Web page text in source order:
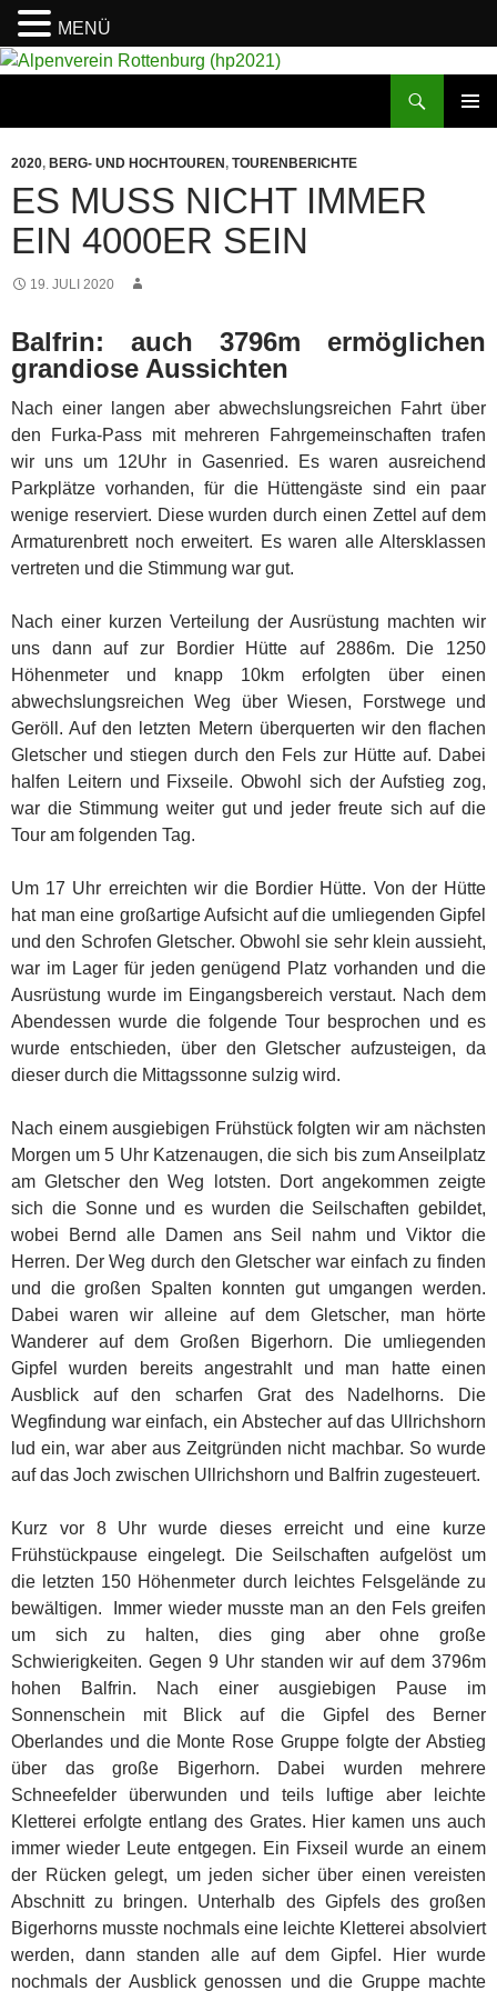
SPRINGEN
2020, BERG- UND HOCHTOUREN, TOURENBERICHTE
ES MUSS NICHT IMMER
EIN 4000ER SEIN
19. JULI 2020
Balfrin: auch 3796m ermöglichen
grandiose Aussichten
Nach einer langen aber abwechslungsreichen Fahrt über
den Furka-Pass mit mehreren Fahrgemeinschaften trafen
wir uns um 12Uhr in Gasenried.
Es waren ausreichend
Parkplätze vorhanden, für die Hüttengäste sind ein paar
wenige reserviert. Diese wurden durch einen Zettel auf dem
Armaturenbrett noch erweitert. Es waren alle Altersklassen
vertreten und die Stimmung war gut.
Nach einer kurzen Verteilung der Ausrüstung machten wir
uns dann auf zur Bordier Hütte auf 2886m. Die 1250
Höhenmeter und knapp 10km erfolgten über einen
abwechslungsreichen Weg über Wiesen, Forstwege und
Geröll. Auf den letzten Metern überquerten wir den flachen
Gletscher und stiegen durch den Fels zur Hütte auf. Dabei
halfen Leitern und Fixseile. Obwohl sich der Aufstieg zog,
war die Stimmung weiter gut und jeder freute sich auf die
Tour am folgenden Tag.
Um 17 Uhr erreichten wir die Bordier Hütte. Von der Hütte
hat man eine großartige Aufsicht auf die umliegenden Gipfel
und den Schrofen Gletscher. Obwohl sie sehr klein aussieht,
war im Lager für jeden genügend Platz vorhanden und die
Ausrüstung wurde im Eingangsbereich verstaut. Nach dem
Abendessen wurde die folgende Tour besprochen und es
wurde entschieden, über den Gletscher aufzusteigen, da
dieser durch die Mittagssonne sulzig wird.
Nach einem ausgiebigen Frühstück folgten wir am nächsten
Morgen um 5 Uhr Katzenaugen, die sich bis zum Anseilplatz
am Gletscher den Weg lotsten. Dort angekommen zeigte
sich die Sonne und es wurden die Seilschaften gebildet,
wobei Bernd alle Damen ans Seil nahm und Viktor die
Herren. Der Weg durch den Gletscher war einfach zu finden
und die großen Spalten konnten gut umgangen werden.
Dabei waren wir alleine auf dem Gletscher, man hörte
Wanderer auf dem Großen Bigerhorn. Die umliegenden
Gipfel wurden bereits angestrahlt und man hatte einen
Ausblick auf den scharfen Grat des Nadelhorns. Die
Wegfindung war einfach, ein Abstecher auf das Ullrichshorn
lud ein, war aber aus Zeitgründen nicht machbar. So wurde
auf das Joch zwischen Ullrichshorn und Balfrin zugesteuert.
Kurz vor 8 Uhr wurde dieses erreicht und eine kurze
Frühstückpause eingelegt. Die Seilschaften aufgelöst um
die letzten 150 Höhenmeter durch leichtes Felsgelände zu
bewältigen. Immer wieder musste man an den Fels greifen
um sich zu halten, dies ging aber ohne große
Schwierigkeiten. Gegen 9 Uhr standen wir auf dem 3796m
hohen Balfrin. Nach einer ausgiebigen Pause im
Sonnenschein mit Blick auf die Gipfel des Berner
Oberlandes und die Monte Rose Gruppe folgte der Abstieg
über das große Bigerhorn. Dabei wurden mehrere
Schneefelder überwunden und teils luftige aber leichte
Kletterei erfolgte entlang des Grates. Hier kamen uns auch
immer wieder Leute entgegen. Ein Fixseil wurde an einem
der Rücken gelegt, um jeden sicher über einen vereisten
Abschnitt zu bringen. Unterhalb des Gipfels des großen
Bigerhorns musste nochmals eine leichte Kletterei absolviert
werden, dann standen alle auf dem Gipfel. Hier wurde
nochmals der Ausblick genossen und die Gruppe machte
MENÜ